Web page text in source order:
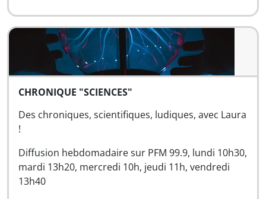
CHRONIQUE "SCIENCES"
Des chroniques, scientifiques, ludiques, avec Laura
!
Diffusion hebdomadaire sur PFM 99.9, lundi 10h30,
mardi 13h20, mercredi 10h, jeudi 11h, vendredi
13h40